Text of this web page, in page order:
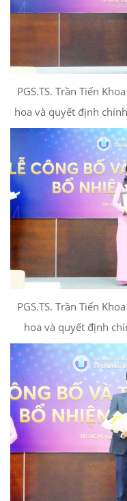
PGS.TS. Trần Tiến
hoa và quyết định
PGS.TS. Trần Tiến
hoa và quyết định